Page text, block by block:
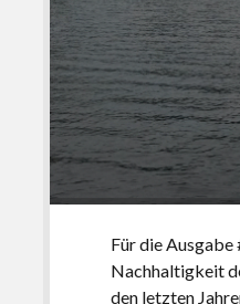
Für die Ausgabe
Nachhaltigkeit
den letzten